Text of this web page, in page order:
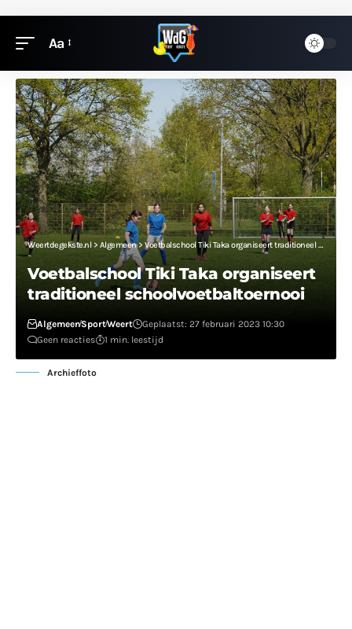
Aa
Weertdegekste.nl> Algemeen> Voetbalschool Tiki Taka organiseert traditioneel schoolvoetbaltoernooi
Voetbalschool Tiki Taka organiseert
traditioneel schoolvoetbaltoernooi
AlgemeenSportWeert
Geplaatst: 27 februari 2023 10:30
Geen reacties
1 min. leestijd
Archieffoto